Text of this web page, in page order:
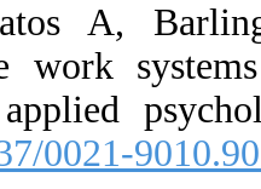
Zacharatos
work
of